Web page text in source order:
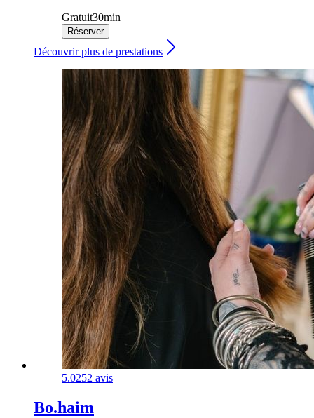
Gratuit30min
Réserver
Découvrir plus de prestations
5.0252 avis
Bo.haim